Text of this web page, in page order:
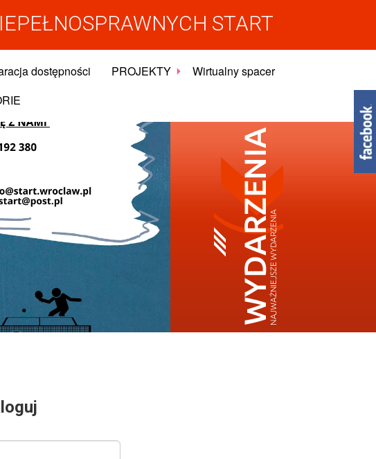
START
dostępności PROJEKTY
Wirtualny spacer